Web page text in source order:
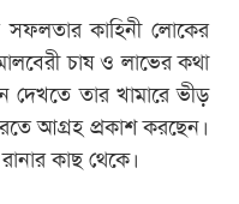
সফলতার কাহিনী লোকের
চাষ ও লাভের কথা
দেখতে তার খামারে ভীড়
আগ্রহ প্রকাশ করছেন।
কাছ থেকে।